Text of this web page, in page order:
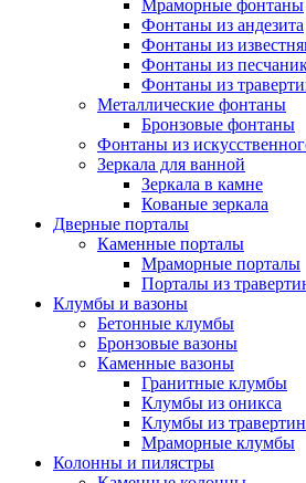
Мраморные фонтаны
Фонтаны из андезита
Фонтаны из
Фонтаны из
Фонтаны из
Металлические фонтаны
Бронзовые фонтаны
Фонтаны из
Зеркала для ванной
Зеркала в камне
Кованые зеркала
Дверные порталы
Каменные порталы
Мраморные порталы
Порталы из
Клумбы и вазоны
Бетонные клумбы
Бронзовые вазоны
Каменные вазоны
Гранитные клумбы
Клумбы из оникса
Клумбы из
Мраморные клумбы
Колонны и пилястры